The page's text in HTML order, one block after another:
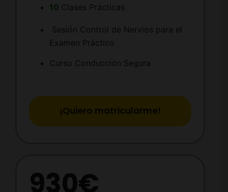
10 Clases Prácticas
Sesión Control de Nervios para el
Examen Práctico
Curso Conducción Segura
¡Quiero matricularme!
930€